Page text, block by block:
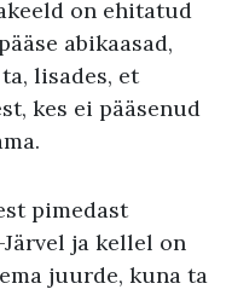
on ehitatud
abikaasad,
lisades, et
kes ei pääsenud
pimedast
ja kellel on
juurde, kuna ta